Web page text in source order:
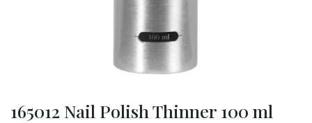
165012 Nail Polish Thinner 100 ml